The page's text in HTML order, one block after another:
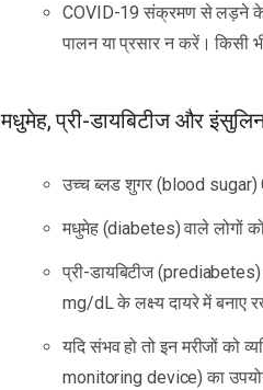
COVID-19 संक्रमण से लड़ने के
पालन या प्रसार न करें। किसी
मधुमेह, प्री-डायबिटीज और
उच्च ब्लड शुगर (blood sugar)
मधुमेह (diabetes) वाले लोगों
प्री-डायबिटीज
mg/dL के लक्ष्य दायरे में बनाए
यदि संभव हो तो इन मरीजों
monitoring device) का